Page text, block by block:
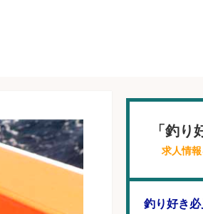
「釣
求人情
釣り好き